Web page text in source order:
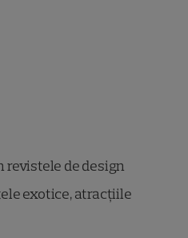
revistele de design
exotice, atracțiile